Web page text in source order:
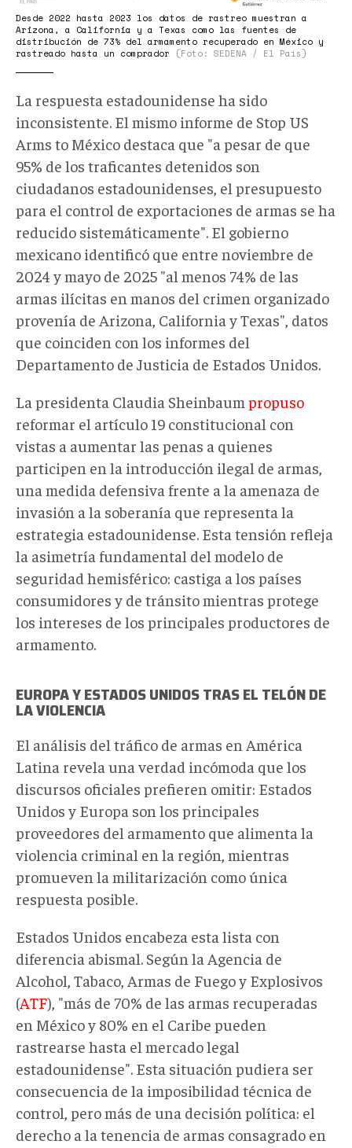
Desde 2022 hasta 2023 los datos de rastreo muestran a
Arizona, a California y a Texas como las fuentes de
distribución de 73% del armamento recuperado en México y
rastreado hasta un comprador
(Foto: SEDENA / El País)
La respuesta estadounidense ha sido
inconsistente. El mismo informe de Stop US
Arms to México destaca que "a pesar de que
95% de los traficantes detenidos son
ciudadanos estadounidenses, el presupuesto
para el control de exportaciones de armas se ha
reducido sistemáticamente". El gobierno
mexicano identificó que entre noviembre de
2024 y mayo de 2025 "al menos 74% de las
armas ilícitas en manos del crimen organizado
provenía de Arizona, California y Texas", datos
que coinciden con los informes del
Departamento de Justicia de Estados Unidos.
La presidenta Claudia Sheinbaum propuso
reformar el artículo 19 constitucional con
vistas a aumentar las penas a quienes
participen en la introducción ilegal de armas,
una medida defensiva frente a la amenaza de
invasión a la soberanía que representa la
estrategia estadounidense. Esta tensión refleja
la asimetría fundamental del modelo de
seguridad hemisférico: castiga a los países
consumidores y de tránsito mientras protege
los intereses de los principales productores de
armamento.
EUROPA Y ESTADOS UNIDOS TRAS EL TELÓN DE
LA VIOLENCIA
El análisis del tráfico de armas en América
Latina revela una verdad incómoda que los
discursos oficiales prefieren omitir: Estados
Unidos y Europa son los principales
proveedores del armamento que alimenta la
violencia criminal en la región, mientras
promueven la militarización como única
respuesta posible.
Estados Unidos encabeza esta lista con
diferencia abismal. Según la Agencia de
Alcohol, Tabaco, Armas de Fuego y Explosivos
(ATF), "más de 70% de las armas recuperadas
en México y 80% en el Caribe pueden
rastrearse hasta el mercado legal
estadounidense". Esta situación pudiera ser
consecuencia de la imposibilidad técnica de
control, pero más de una decisión política: el
derecho a la tenencia de armas consagrado en